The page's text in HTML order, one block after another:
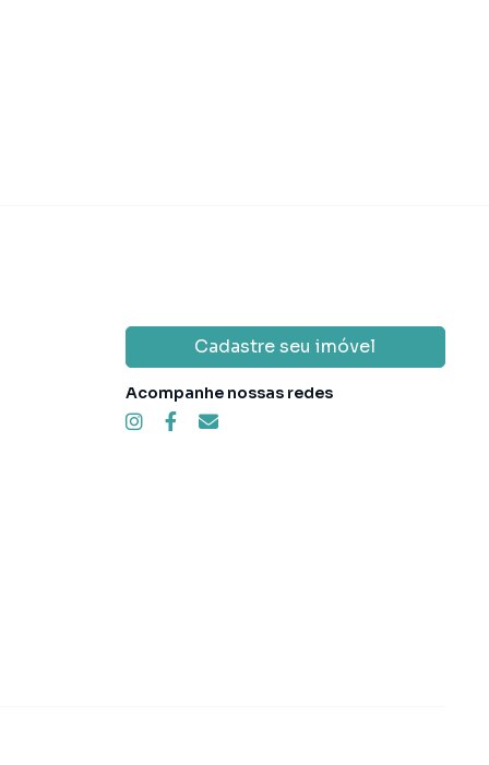
Cadastre seu imóvel
Acompanhe nossas redes